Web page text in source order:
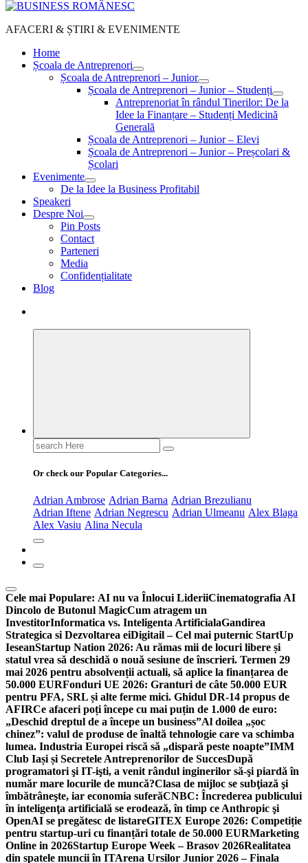
AFACERI & ȘTIRI & EVENIMENTE
Home
Școala de Antreprenori
Școala de Antreprenori – Junior
Școala de Antreprenori – Junior – Studenți
Antreprenoriat în rândul Tinerilor: De la
Idee la Finanțare – Studenți Medicină
Generală
Școala de Antreprenori – Junior – Elevi
Școala de Antreprenori – Junior – Preșcolari &
Școlari
Evenimente
De la Idee la Business Profitabil
Speakeri
Despre Noi
Pin Posts
Contact
Parteneri
Media
Confidențialitate
Blog
Search
for:
Or check our Popular Categories...
Adrian Ambrose Adrian Barna Adrian Brezulianu
Adrian Iftene Adrian Negrescu Adrian Ulmeanu Alex Blaga
Alex Vasiu Alina Necula
Cele mai Populare: AI nu va Înlocui LideriiCinematografia AI
Dincolo de Butonul MagicCum atragem un
InvestitorInformatica vs. Inteligenta ArtificialaGandirea
Strategica si Dezvoltarea eiDigitail – Cel mai puternic StartUp
IeseanStartup Nation 2026: Au rămas mii de locuri libere și
statul vrea să deschidă o nouă sesiune de înscrieri. Termen 29
mai 2026 pentru absolvenții actuali, să aplice la finanțarea de
50.000 EURFonduri UE 2026: Granturi de câte 50.000 EUR
pentru PFA, SRL și alte ferme mici. Ghidul DR-14 propus de
AFIRCe afaceri poți începe cu mai puțin de 1.000 de euro:
„Deschid dreptul de a începe un business”Al doilea „șoc
chinez”: valul de produse de înaltă tehnologie care va schimba
lumea. Industria Europei riscă să „dispară peste noapte”IMM
Club Iași și Secretele Antreprenorilor de SuccesDupă
programatori şi IT-işti, a venit rândul inginerilor să-şi piardă în
număr mare locurile de muncă?Clasa de mijloc se subţiază şi
îmbătrâneşte, iar economia suferăCNBC: Încrederea publicului
în inteligenţa artificială se erodează, în timp ce Anthropic şi
OpenAI se pregătesc de listareGITEX Europe 2026: Competiție
pentru startup-uri cu finanțări totale de 50.000 EURMarketing
Online in 2026Startup Europe Week – Brasov 2026Realitatea
din spatele muncii în ITArena Ursilor Junior 2026 – Finala